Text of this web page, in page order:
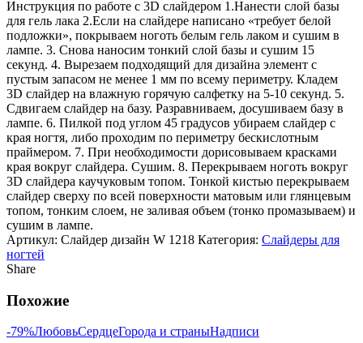
Инструкция по работе с 3D слайдером 1.Нанести слой базы
для гель лака 2.Если на слайдере написано «требует белой
подложки», покрываем ноготь белым гель лаком и сушим в
лампе. 3. Снова наносим тонкий слой базы и сушим 15
секунд. 4. Вырезаем подходящий для дизайна элемент с
пустым запасом не менее 1 мм по всему периметру. Кладем
3D слайдер на влажную горячую салфетку на 5-10 секунд. 5.
Сдвигаем слайдер на базу. Разравниваем, досушиваем базу в
лампе. 6. Пилкой под углом 45 градусов убираем слайдер с
края ногтя, либо проходим по периметру бескислотным
праймером. 7. При необходимости дорисовываем красками
края вокруг слайдера. Сушим. 8. Перекрываем ноготь вокруг
3D слайдера каучуковым топом. Тонкой кистью перекрываем
слайдер сверху по всей поверхности матовым или глянцевым
топом, тонким слоем, не заливая объем (тонко промазываем) и
сушим в лампе.
Артикул: Слайдер дизайн W 1218 Категория: Слайдеры для
ногтей
Share
Похожие
-79%ЛюбовьСердцеГорода и страныНадписи